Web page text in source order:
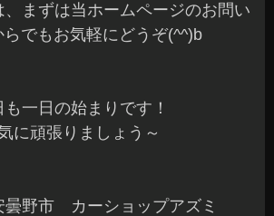
まずは当ホームページのお問い
でもお気軽にどうぞ(^^)b
も一日の始まりです！
に頑張りましょう～
野市 カーショップアズミ